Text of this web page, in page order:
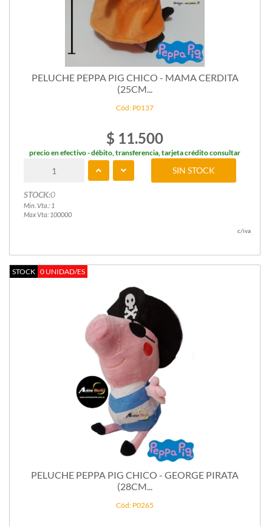
PELUCHE PEPPA PIG CHICO - MAMA CERDITA
(25CM...
Cód: P0137
$ 11.500
precio en efectivo - débito, transferencia, tarjeta crédito consultar
STOCK:0
Min. Vta.: 1
Max Vta: 100000
SIN STOCK
c/iva
STOCK 0 UNIDAD/ES
PELUCHE PEPPA PIG CHICO - GEORGE PIRATA
(28CM...
Cód: P0265